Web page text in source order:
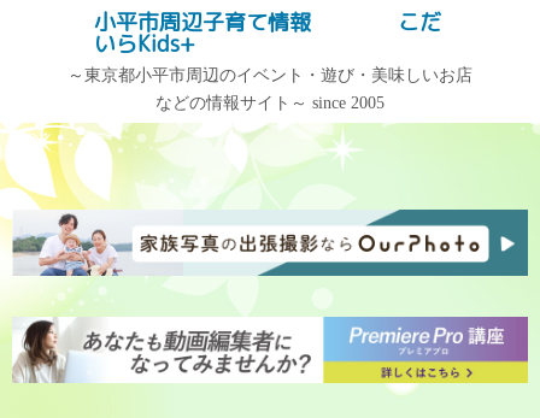
ツ
へ
キ
記事検索
記事カテゴリー
記
事
カ
テ
ゴ
リ
ー
カ
イ
小平市周辺子育て情報 こだ
いらKids+
～東京都小平市周辺のイベント・遊び・美味しいお店
などの情報サイト～ since 2005